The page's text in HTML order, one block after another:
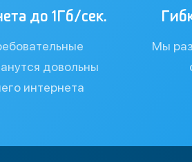
до 1Гб/сек.
довольны
интернета
Мы